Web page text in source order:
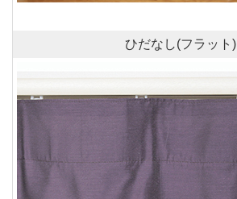
ひだなし(フラット)